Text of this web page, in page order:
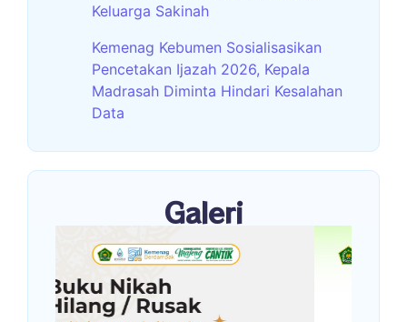
Keluarga Sakinah
Kemenag Kebumen Sosialisasikan
Pencetakan Ijazah 2026, Kepala
Madrasah Diminta Hindari Kesalahan
Data
Galeri